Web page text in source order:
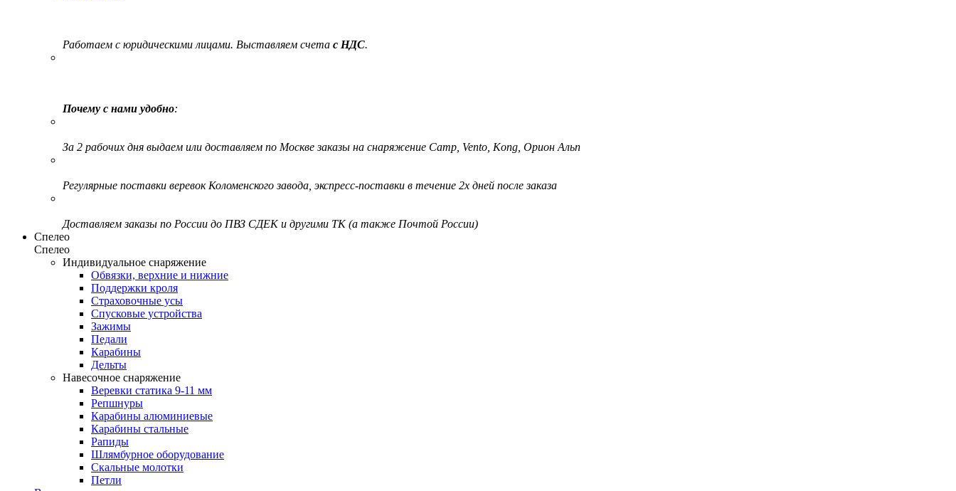
Работаем с юридическими лицами. Выставляем счета с НДС.
Почему с нами удобно:
За 2 рабочих дня выдаем или доставляем по Москве заказы на снаряжение Camp, Vento, Kong, Орион Альп
Регулярные поставки веревок Коломенского завода, экспресс-поставки в течение 2х дней после заказа
Доставляем заказы по России до ПВЗ СДЕК и другими ТК (а также Почтой России)
Спелео
Спелео
Индивидуальное снаряжение
Обвязки, верхние и нижние
Поддержки кроля
Страховочные усы
Спусковые устройства
Зажимы
Педали
Карабины
Дельты
Навесочное снаряжение
Веревки статика 9-11 мм
Репшнуры
Карабины алюминиевые
Карабины стальные
Рапиды
Шлямбурное оборудование
Скальные молотки
Петли